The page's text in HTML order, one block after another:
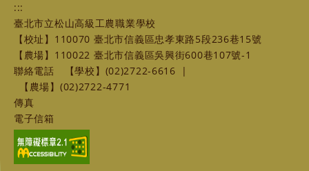
:::
臺北市立松山高級工農職業學校
【校址】110070 臺北市信義區忠孝東路5段236巷15號
【農場】110022 臺北市信義區吳興街600巷107號-1
聯絡電話
【學校】(02)2722-6616
|
【農場】(02)2722-4771
傳真
電子信箱